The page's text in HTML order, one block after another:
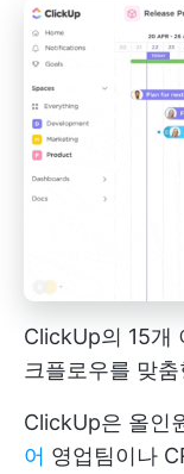
ClickUp의 15개
크플로우를 맞
ClickUp은 올인
어 영업팀이나